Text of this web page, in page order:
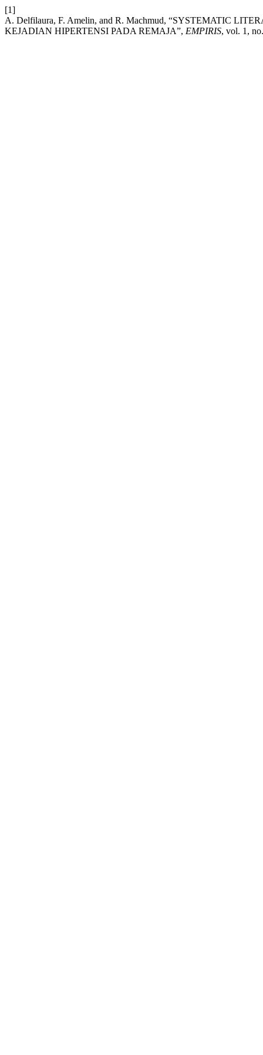
[1]
A. Delfilaura, F. Amelin, and R. Machmud, “SYSTEMATIC
KEJADIAN HIPERTENSI PADA REMAJA”, EMPIRIS, vol. 1,